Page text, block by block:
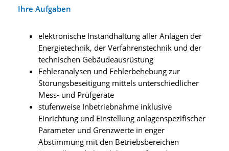
Ihre Aufgaben
elektronische Instandhaltung aller Anlagen der
Energietechnik, der Verfahrenstechnik und der
technischen Gebäudeausrüstung
Fehleranalysen und Fehlerbehebung zur
Störungsbeseitigung mittels unterschiedlicher
Mess- und Prüfgeräte
stufenweise Inbetriebnahme inklusive
Einrichtung und Einstellung anlagenspezifischer
Parameter und Grenzwerte in enger
Abstimmung mit den Betriebsbereichen